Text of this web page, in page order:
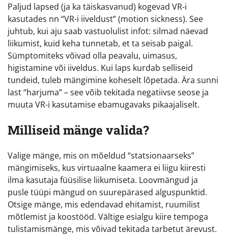
Paljud lapsed (ja ka täiskasvanud) kogevad VR-i
kasutades nn “VR-i iiveldust” (motion sickness). See
juhtub, kui aju saab vastuolulist infot: silmad näevad
liikumist, kuid keha tunnetab, et ta seisab paigal.
Sümptomiteks võivad olla peavalu, uimasus,
higistamine või iiveldus. Kui laps kurdab selliseid
tundeid, tuleb mängimine koheselt lõpetada. Ära sunni
last “harjuma” – see võib tekitada negatiivse seose ja
muuta VR-i kasutamise ebamugavaks pikaajaliselt.
Milliseid mänge valida?
Valige mänge, mis on mõeldud “statsionaarseks”
mängimiseks, kus virtuaalne kaamera ei liigu kiiresti
ilma kasutaja füüsilise liikumiseta. Loovmängud ja
pusle tüüpi mängud on suurepärased alguspunktid.
Otsige mänge, mis edendavad ehitamist, ruumilist
mõtlemist ja koostööd. Vältige esialgu kiire tempoga
tulistamismänge, mis võivad tekitada tarbetut ärevust.